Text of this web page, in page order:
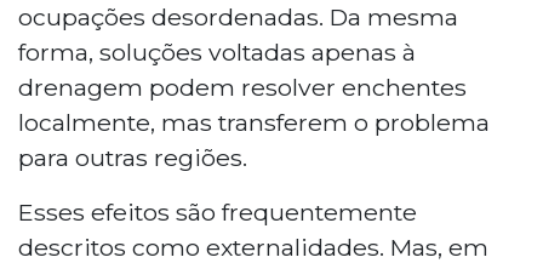
ocupações desordenadas. Da mesma
forma, soluções voltadas apenas à
drenagem podem resolver enchentes
localmente, mas transferem o problema
para outras regiões.
Esses efeitos são frequentemente
descritos como externalidades. Mas, em